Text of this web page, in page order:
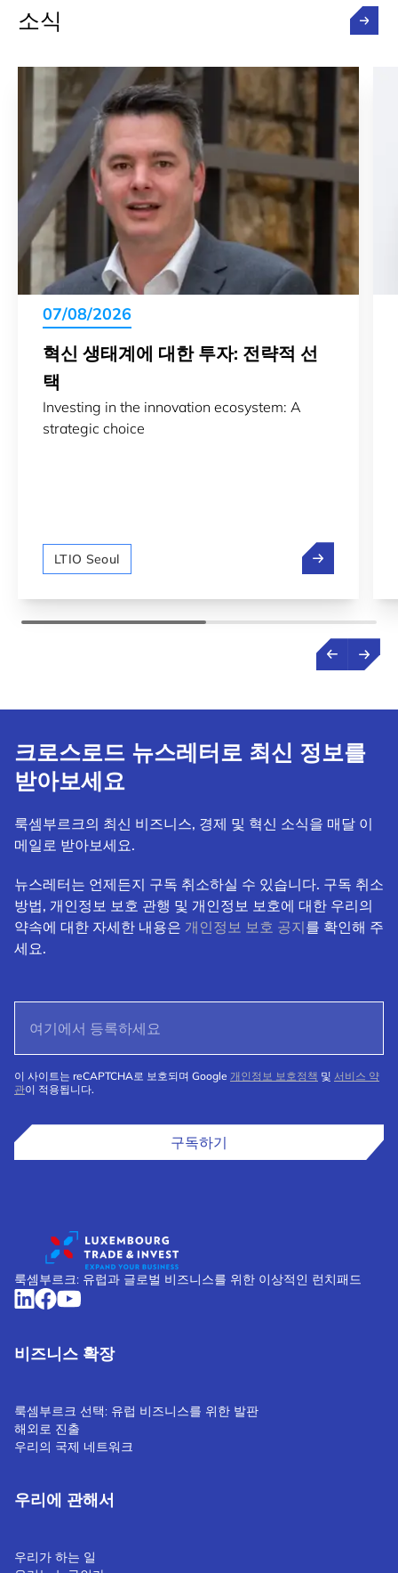
소식
07/08/2026
혁신 생태계에 대한 투자: 전략적 선
택
Investing in the innovation ecosystem: A
strategic choice
LTIO Seoul 혁신 생태계에
크로스로드 뉴스레터로 최신 정보를
받아보세요
룩셈부르크의 최신 비즈니스, 경제 및 혁신 소식을 매달 이
메일로 받아보세요.
뉴스레터는 언제든지 구독 취소하실 수 있습니다. 구독 취소
방법, 개인정보 보호 관행 및 개인정보 보호에 대한 우리의
약속에 대한 자세한 내용은 개인정보 보호 공지를 확인해 주
세요.
이 사이트는 reCAPTCHA로 보호되며 Google 개인정보 보호정책 및 서비스 약
관이 적용됩니다.
구독하기
룩셈부르크: 유럽과 글로벌 비즈니스를 위한 이상적인 런치패드
비즈니스 확장
룩셈부르크 선택: 유럽 비즈니스를 위한 발판
해외로 진출
우리의 국제 네트워크
우리에 관해서
우리가 하는 일